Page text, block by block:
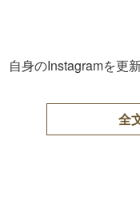
自身のInstagramを更
全